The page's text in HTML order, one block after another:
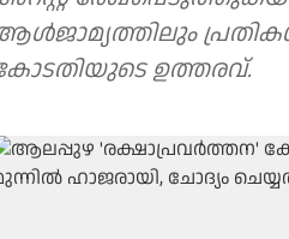
ഉത്തരവ്.